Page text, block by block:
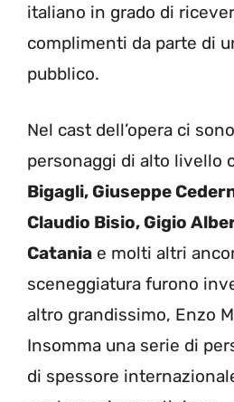
italiano in grado di
complimenti da parte di
pubblico.
Nel cast dell’opera ci
personaggi di alto livello
Bigagli, Giuseppe
Claudio Bisio, Gigio
Catania e molti altri
sceneggiatura furono
altro grandissimo, Enzo
Insomma una serie di
di spessore